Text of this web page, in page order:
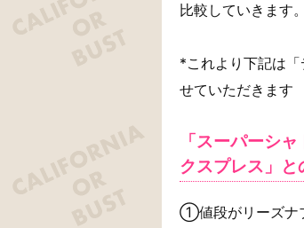
比較していきます。
*これより下記は
せていただきます
「スーパーシ
クスプレス」と
①値段がリーズナ